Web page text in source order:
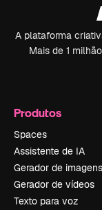
A plataforma
Mais de 1
Produtos
Spaces
Assistente de IA
Gerador de imagens
Gerador de vídeos
Texto para voz